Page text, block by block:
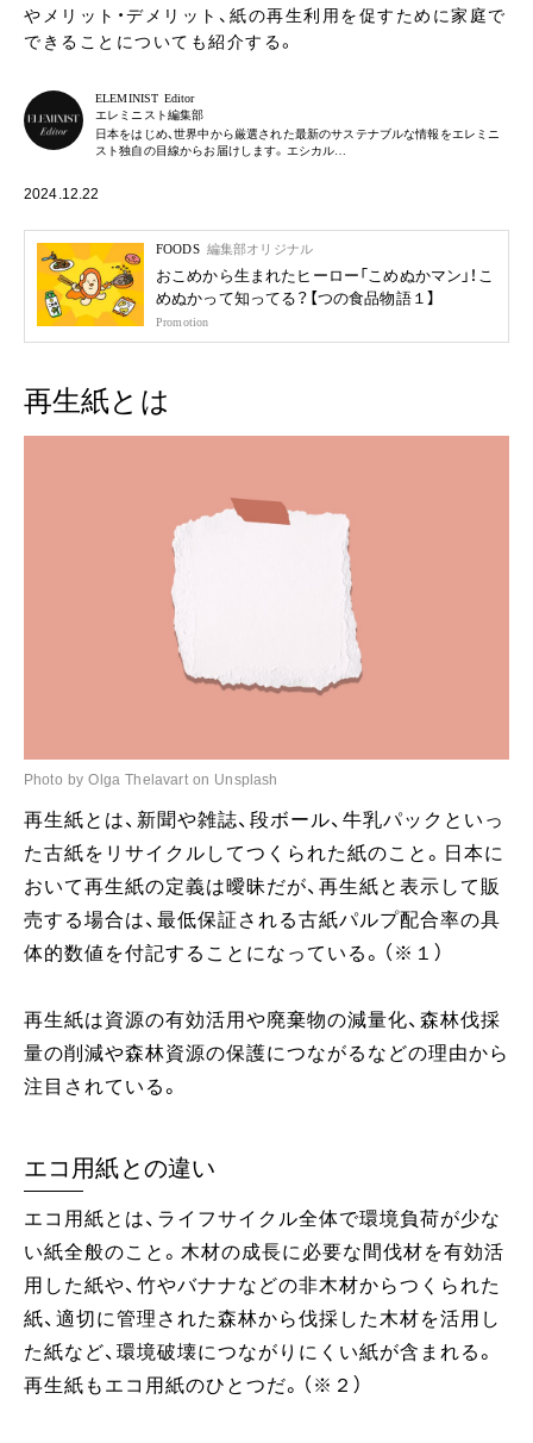
やメリット・デメリット、紙の再生利用を促すために家庭で
できることについても紹介する。
ELEMINIST Editor
エレミニスト編集部
日本をはじめ、世界中から厳選された最新のサステナブルな情報をエレミニ
スト独自の目線からお届けします。エシカル…
2024.12.22
FOODS 編集部オリジナル
おこめから生まれたヒーロー「こめぬかマン」！こ
めぬかって知ってる？【つの食品物語１】
Promotion
再生紙とは
Photo by Olga Thelavart on Unsplash
再生紙とは、新聞や雑誌、段ボール、牛乳パックといっ
た古紙をリサイクルしてつくられた紙のこと。日本に
おいて再生紙の定義は曖昧だが、再生紙と表示して販
売する場合は、最低保証される古紙パルプ配合率の具
体的数値を付記することになっている。（※１）
再生紙は資源の有効活用や廃棄物の減量化、森林伐採
量の削減や森林資源の保護につながるなどの理由から
注目されている。
エコ用紙との違い
エコ用紙とは、ライフサイクル全体で環境負荷が少な
い紙全般のこと。木材の成長に必要な間伐材を有効活
用した紙や、竹やバナナなどの非木材からつくられた
紙、適切に管理された森林から伐採した木材を活用し
た紙など、環境破壊につながりにくい紙が含まれる。
再生紙もエコ用紙のひとつだ。（※２）